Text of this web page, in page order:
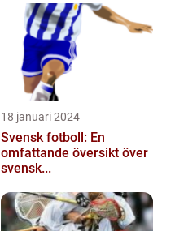
18 januari 2024
Svensk fotboll: En
omfattande översikt över
svensk...